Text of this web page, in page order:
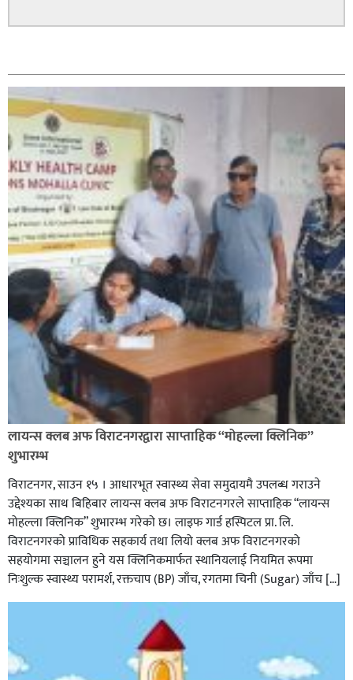
लायन्स क्लब अफ विराटनगरद्वारा साप्ताहिक “मोहल्ला क्लिनिक”
शुभारम्भ
विराटनगर, साउन १५ । आधारभूत स्वास्थ्य सेवा समुदायमै उपलब्ध गराउने
उद्देश्यका साथ बिहिबार लायन्स क्लब अफ विराटनगरले साप्ताहिक “लायन्स
मोहल्ला क्लिनिक” शुभारम्भ गरेकाे छ। लाइफ गार्ड हस्पिटल प्रा. लि.
विराटनगरको प्राविधिक सहकार्य तथा लियो क्लब अफ विराटनगरको
सहयोगमा सञ्चालन हुने यस क्लिनिकमार्फत स्थानियलाई नियमित रूपमा
निःशुल्क स्वास्थ्य परामर्श, रक्तचाप (BP) जाँच, रगतमा चिनी (Sugar) जाँच […]